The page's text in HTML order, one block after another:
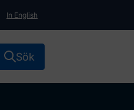
“Om Swedac”
submenu for “Mina
In English
Sök